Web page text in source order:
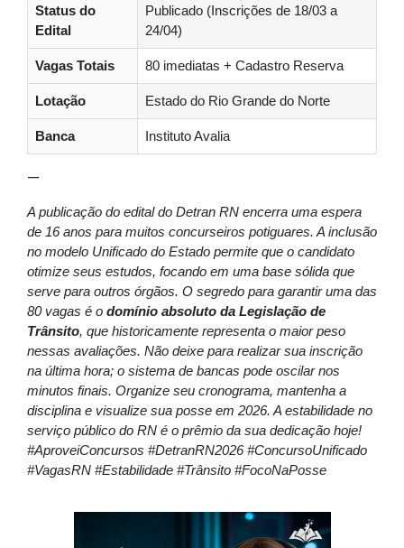
Status do
Edital
Publicado (Inscrições de 18/03 a
24/04)
Vagas Totais 80 imediatas + Cadastro Reserva
Lotação Estado do Rio Grande do Norte
Banca Instituto Avalia
—
A publicação do edital do Detran RN encerra uma espera
de 16 anos para muitos concurseiros potiguares. A inclusão
no modelo Unificado do Estado permite que o candidato
otimize seus estudos, focando em uma base sólida que
serve para outros órgãos. O segredo para garantir uma das
80 vagas é o domínio absoluto da Legislação de
Trânsito, que historicamente representa o maior peso
nessas avaliações. Não deixe para realizar sua inscrição
na última hora; o sistema de bancas pode oscilar nos
minutos finais. Organize seu cronograma, mantenha a
disciplina e visualize sua posse em 2026. A estabilidade no
serviço público do RN é o prêmio da sua dedicação hoje!
#AproveiConcursos #DetranRN2026 #ConcursoUnificado
#VagasRN #Estabilidade #Trânsito #FocoNaPosse